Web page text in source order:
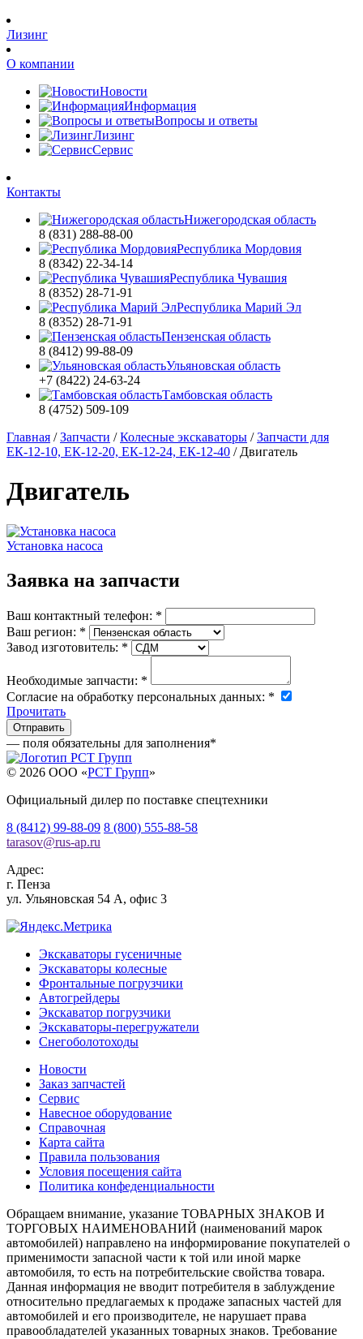
Лизинг
О компании
Новости
Информация
Вопросы и ответы
Лизинг
Сервис
Контакты
Нижегородская область
8 (831) 288-88-00
Республика Мордовия
8 (8342) 22-34-14
Республика Чувашия
8 (8352) 28-71-91
Республика Марий Эл
8 (8352) 28-71-91
Пензенская область
8 (8412) 99-88-09
Ульяновская область
+7 (8422) 24-63-24
Тамбовская область
8 (4752) 509-109
Главная /Запчасти /Колесные экскаваторы /Запчасти для
ЕК-12-10, ЕК-12-20, ЕК-12-24, ЕК-12-40 / Двигатель
Двигатель
Установка насоса
Заявка на запчасти
Ваш контактный телефон: *
Ваш регион: *
Завод изготовитель: *
Необходимые запчасти: *
Согласие на обработку персональных данных: *
Прочитать
— поля обязательны для заполнения*
© 2026 OOO «РСТ Групп»
Официальный дилер по поставке спецтехники
8 (8412) 99-88-09 8 (800) 555-88-58
tarasov@rus-ap.ru
Адрес:
г. Пенза
ул. Ульяновская 54 А, офис 3
Экскаваторы гусеничные
Экскаваторы колесные
Фронтальные погрузчики
Автогрейдеры
Экскаватор погрузчики
Экскаваторы-перегружатели
Снегоболотоходы
Новости
Заказ запчастей
Сервис
Навесное оборудование
Справочная
Карта сайта
Правила пользования
Условия посещения сайта
Политика конфеденциальности
Обращаем внимание, указание ТОВАРНЫХ ЗНАКОВ И
ТОРГОВЫХ НАИМЕНОВАНИЙ (наименований марок
автомобилей) направлено на информирование покупателей о
применимости запасной части к той или иной марке
автомобиля, то есть на потребительские свойства товара.
Данная информация не вводит потребителя в заблуждение
относительно предлагаемых к продаже запасных частей для
автомобилей и его производителе, не нарушает права
правообладателей указанных товарных знаков. Требование